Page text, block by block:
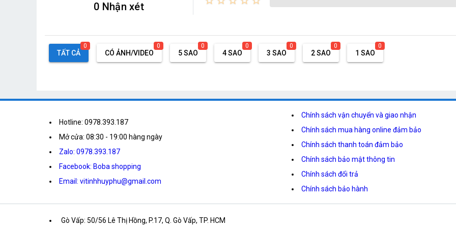
0 Nhận xét
TẤT CẢ
0
CÓ ẢNH/VIDEO
0
5 SAO
0
4 SAO
0
3 SAO
0
2 SAO
0
1 SAO
0
Hotline: 0978.393.187
Mở cửa: 08:30 - 19:00 hàng ngày
Zalo: 0978.393.187
Facebook: Boba shopping
Email: vitinhhuyphu@gmail.com
Chính sách vận chuyển và giao nhận
Chính sách mua hàng online đảm bảo
Chính sách thanh toán đảm bảo
Chính sách bảo mật thông tin
Chính sách đổi trả
Chính sách bảo hành
Gò Vấp: 50/56 Lê Thị Hồng, P.17, Q. Gò Vấp, TP. HCM